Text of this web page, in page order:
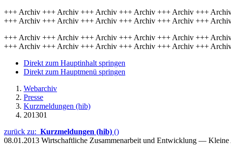
+++ Archiv +++ Archiv +++ Archiv +++ Archiv +++ Archiv +++
+++ Archiv +++ Archiv +++ Archiv +++ Archiv +++ Archiv +++
+++ Archiv +++ Archiv +++ Archiv +++ Archiv +++ Archiv +++
+++ Archiv +++ Archiv +++ Archiv +++ Archiv +++ Archiv +++
Direkt zum Hauptinhalt springen
Direkt zum Hauptmenü springen
Webarchiv
Presse
Kurzmeldungen (hib)
201301
zurück zu: Kurzmeldungen (hib) ()
08.01.2013 Wirtschaftliche Zusammenarbeit und Entwicklung —